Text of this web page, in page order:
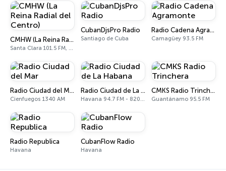
CMHW (La Reina Radial del Centro)
Santa Clara 101.5 FM, 840 AM
CubanDjsPro Radio
Santiago de Cuba
Radio Cadena Agramonte
Camagüey 93.5 FM
Radio Ciudad del Mar
Cienfuegos 1340 AM
Radio Ciudad de La Habana
Havana 94.7 FM - 820 AM
CMKS Radio Trinchera
Guantánamo 95.5 FM
Radio Republica
Havana
CubanFlow Radio
Havana